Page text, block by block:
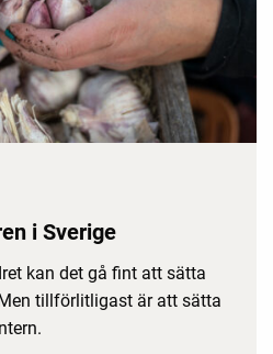
i Sverige
kan det gå fint att sätta
tillförlitligast är att sätta